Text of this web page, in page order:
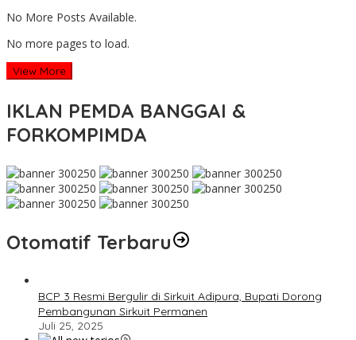
No More Posts Available.
No more pages to load.
View More
IKLAN PEMDA BANGGAI &
FORKOMPIMDA
Otomatif Terbaru
BCP 3 Resmi Bergulir di Sirkuit Adipura, Bupati Dorong
Pembangunan Sirkuit Permanen
Juli 25, 2025